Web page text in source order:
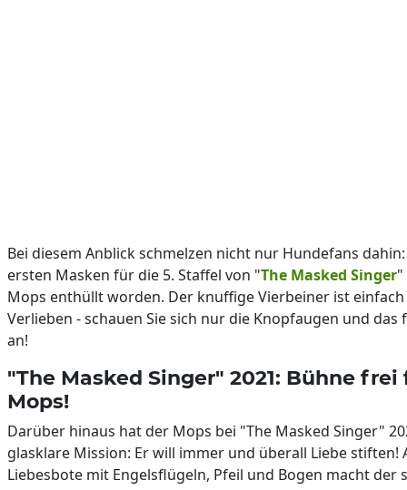
Bei diesem Anblick schmelzen nicht nur Hundefans
ersten Masken für die 5. Staffel von "The Masked Singer"
Mops enthüllt worden. Der knuffige Vierbeiner ist
Verlieben - schauen Sie sich nur die Knopfaugen und das
an!
"The Masked Singer" 2021: Bühne frei
Mops!
Darüber hinaus hat der Mops bei "The Masked Singer"
glasklare Mission: Er will immer und überall Liebe stiften!
Liebesbote mit Engelsflügeln, Pfeil und Bogen macht der